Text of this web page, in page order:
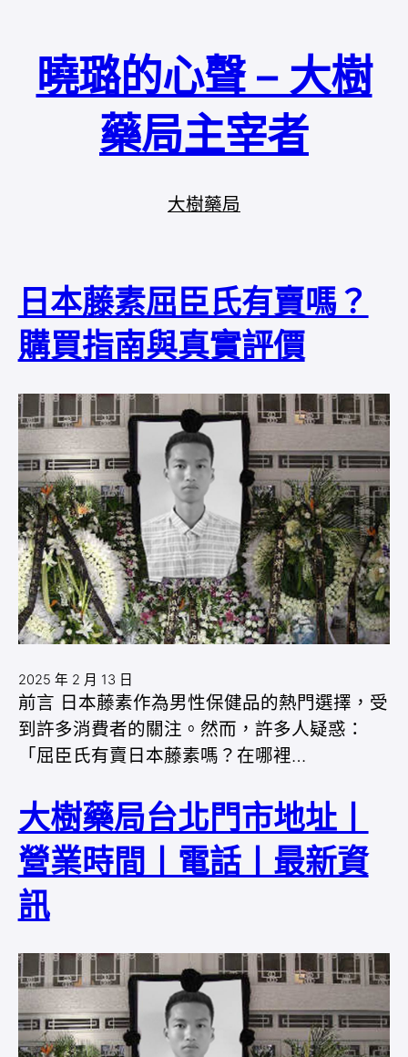
曉璐的心聲 – 大樹
藥局主宰者
大樹藥局
日本藤素屈臣氏有賣嗎？
購買指南與真實評價
2025 年 2 月 13 日
前言 日本藤素作為男性保健品的熱門選擇，受
到許多消費者的關注。然而，許多人疑惑：
「屈臣氏有賣日本藤素嗎？在哪裡…
大樹藥局台北門市地址丨
營業時間丨電話丨最新資
訊